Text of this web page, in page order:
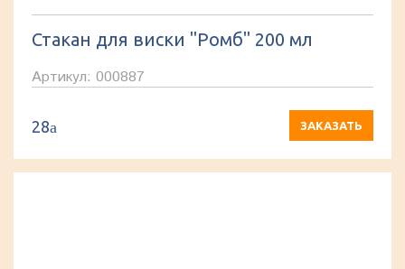
Стакан для виски "Ромб" 200 мл
Артикул: 000887
28a ЗАКАЗАТЬ